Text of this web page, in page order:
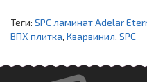
Теги: SPC ламинат Adelar
ВПХ плитка, Кварвинил, SPC